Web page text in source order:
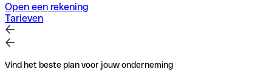
Open een rekening
Tarieven
Vind het beste plan voor jouw onderneming